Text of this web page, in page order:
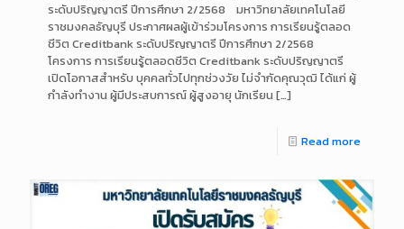
ระดับปริญญาตรี ปีการศึกษา 2/2568 มหาวิทยาลัยเทคโนโลยี
ราชมงคลธัญบุรี ประกาศผลผู้เข้าร่วมโครงการ การเรียนรู้ตลอด
ชีวิต Creditbank ระดับปริญญาตรี ปีการศึกษา 2/2568
โครงการ การเรียนรู้ตลอดชีวิต Creditbank ระดับปริญญาตรี
เปิดโอกาสสำหรับ บุคคลทั่วไปทุกช่วงวัย ไม่จำกัดคุณวุฒิ ได้แก่ ผู้
กำลังทำงาน ผู้มีประสบการณ์ ผู้สูงอายุ นักเรียน […]
Read more